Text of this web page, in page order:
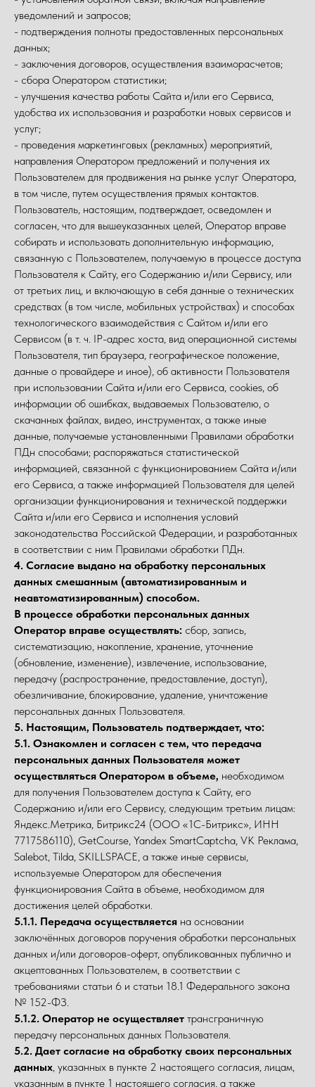
уведомлений и запросов;
- подтверждения полноты предоставленных персональных
данных;
- заключения договоров, осуществления взаиморасчетов;
- сбора Оператором статистики;
- улучшения качества работы Сайта и/или его Сервиса,
удобства их использования и разработки новых сервисов и
услуг;
- проведения маркетинговых (рекламных) мероприятий,
направления Оператором предложений и получения их
Пользователем для продвижения на рынке услуг Оператора,
в том числе, путем осуществления прямых контактов.
Пользователь, настоящим, подтверждает, осведомлен и
согласен, что для вышеуказанных целей, Оператор вправе
собирать и использовать дополнительную информацию,
связанную с Пользователем, получаемую в процессе доступа
Пользователя к Сайту, его Содержанию и/или Сервису, или
от третьих лиц, и включающую в себя данные о технических
средствах (в том числе, мобильных устройствах) и способах
технологического взаимодействия с Сайтом и/или его
Сервисом (в т. ч. IP-адрес хоста, вид операционной системы
Пользователя, тип браузера, географическое положение,
данные о провайдере и иное), об активности Пользователя
при использовании Сайта и/или его Сервиса, cookies, об
информации об ошибках, выдаваемых Пользователю, о
скачанных файлах, видео, инструментах, а также иные
данные, получаемые установленными Правилами обработки
ПДн способами; распоряжаться статистической
информацией, связанной с функционированием Сайта и/или
его Сервиса, а также информацией Пользователя для целей
организации функционирования и технической поддержки
Сайта и/или его Сервиса и исполнения условий
законодательства Российской Федерации, и разработанных
в соответствии с ним Правилами обработки ПДн.
4. Согласие выдано на обработку персональных
данных смешанным (автоматизированным и
неавтоматизированным) способом.
В процессе обработки персональных данных
Оператор вправе осуществлять: сбор, запись,
систематизацию, накопление, хранение, уточнение
(обновление, изменение), извлечение, использование,
передачу (распространение, предоставление, доступ),
обезличивание, блокирование, удаление, уничтожение
персональных данных Пользователя.
5. Настоящим, Пользователь подтверждает, что:
5.1. Ознакомлен и согласен с тем, что передача
персональных данных Пользователя может
осуществляться Оператором в объеме, необходимом
для получения Пользователем доступа к Сайту, его
Содержанию и/или его Сервису, следующим третьим лицам:
Яндекс.Метрика, Битрикс24 (ООО «1С-Битрикс», ИНН
7717586110), GetCourse, Yandex SmartCaptcha, VK Реклама,
Salebot, Tilda, SKILLSPACE, а также иные сервисы,
используемые Оператором для обеспечения
функционирования Сайта в объеме, необходимом для
достижения целей обработки.
5.1.1. Передача осуществляется на основании
заключённых договоров поручения обработки персональных
данных и/или договоров-оферт, опубликованных публично и
акцептованных Пользователем, в соответствии с
требованиями статьи 6 и статьи 18.1 Федерального закона
№ 152-ФЗ.
5.1.2. Оператор не осуществляет трансграничную
передачу персональных данных Пользователя.
5.2. Дает согласие на обработку своих персональных
данных, указанных в пункте 2 настоящего согласия, лицам,
указанным в пункте 1 настоящего согласия, а также